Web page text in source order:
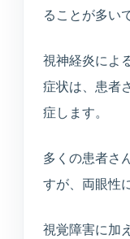
各施設の特徴
空室状況
現在の空き状況
入居相談・サ
ることが多い
視神経炎によ
症状は、患者
症します。
多くの患者さ
すが、両眼性
視覚障害に加